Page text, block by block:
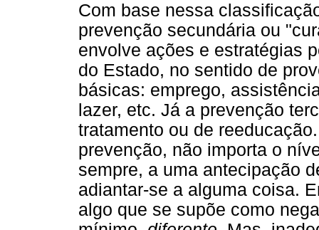
Com base nessa
prevenção secundária ou
envolve ações e estratégias
do Estado, no sentido de
básicas: emprego,
lazer, etc. Já a prevenção
tratamento ou de
prevenção, não importa o
sempre, a uma antecipação
adiantar-se a alguma coisa.
algo que se supõe como